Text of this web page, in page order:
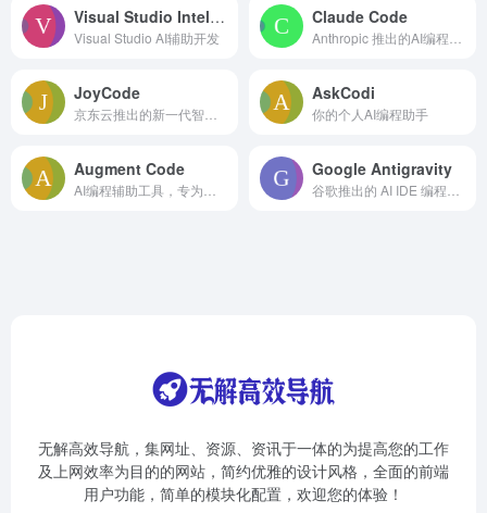
Visual Studio IntelliCode
Visual Studio AI辅助开发
Claude Code
JoyCode AskCodi
你的个人AI编程助手
Augment Code Google Antigravity
无解高效导航，集网址、资源、资讯于一体的为提高您的工作
及上网效率为目的的网站，简约优雅的设计风格，全面的前端
用户功能，简单的模块化配置，欢迎您的体验！